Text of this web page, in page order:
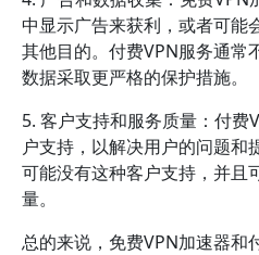
中显示广告来获利，或者可能
其他目的。付费VPN服务通常
数据采取更严格的保护措施。
5. 客户支持和服务质量：付
户支持，以解决用户的问题和
可能没有这种客户支持，并且
量。
总的来说，免费VPN加速器和